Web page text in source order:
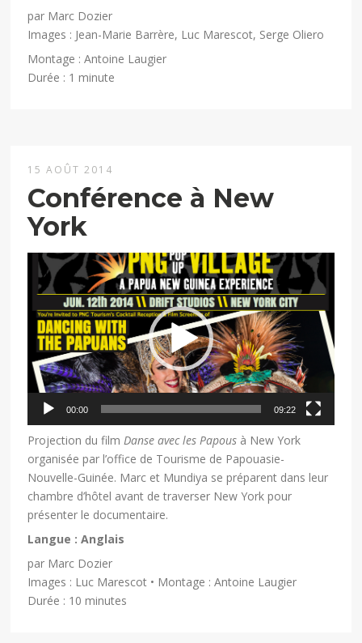
par Marc Dozier
Images : Jean-Marie Barrère, Luc Marescot, Serge Oliero
Montage : Antoine Laugier
Durée : 1 minute
15 AOÛT 2014
Conférence à New
York
Lecteur
vidéo
00:00 09:22
Projection du filmDanse avec les Papous à New York
organisée par l’office de Tourisme de Papouasie-
Nouvelle-Guinée. Marc et Mundiya se préparent dans leur
chambre d’hôtel avant de traverser New York pour
présenter le documentaire.
Langue : Anglais
par Marc Dozier
Images : Luc Marescot • Montage : Antoine Laugier
Durée : 10 minutes